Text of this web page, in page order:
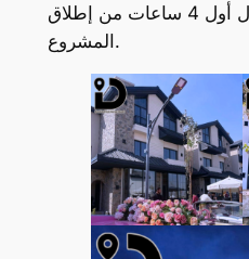
وتم بيع 250 فيلا خلال أول 4 ساعات من إطلاق
المشروع.